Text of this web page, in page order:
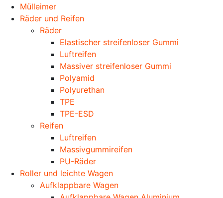
Mülleimer
Räder und Reifen
Räder
Elastischer streifenloser Gummi
Luftreifen
Massiver streifenloser Gummi
Polyamid
Polyurethan
TPE
TPE-ESD
Reifen
Luftreifen
Massivgummireifen
PU-Räder
Roller und leichte Wagen
Aufklappbare Wagen